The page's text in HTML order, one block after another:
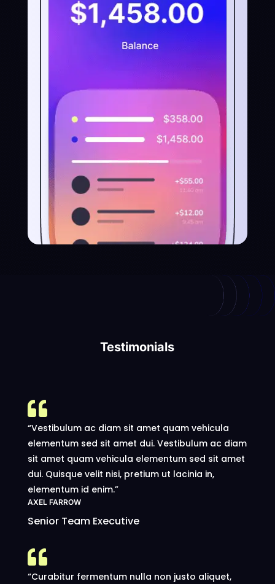
Testimonials

“Vestibulum ac diam sit amet quam vehicula
elementum sed sit amet dui. Vestibulum ac diam
sit amet quam vehicula elementum sed sit amet
dui. Quisque velit nisi, pretium ut lacinia in,
elementum id enim.”
AXEL FARROW
Senior Team Executive

“Curabitur fermentum nulla non justo aliquet,